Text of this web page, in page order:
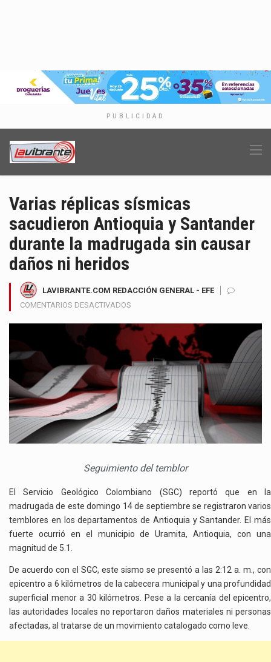
PUBLICIDAD
Varias réplicas sísmicas
sacudieron Antioquia y Santander
durante la madrugada sin causar
daños ni heridos
LAVIBRANTE.COM REDACCIÓN GENERAL - EFE
COMENTARIOS DESACTIVADOS
RÉPLICAS
SÍSMICAS
SACUDIERON
ANTIOQUIA
Y
SANTANDER
DURANTE
LA
MADRUGADA
SIN
DAÑOS
HERIDOS
Seguimiento del temblor
El Servicio Geológico Colombiano (SGC) reportó que en la
madrugada de este domingo 14 de septiembre se registraron varios
temblores en los departamentos de Antioquia y Santander. El más
fuerte ocurrió en el municipio de Uramita, Antioquia, con una
magnitud de 5.1.
De acuerdo con el SGC, este sismo se presentó a las 2:12 a. m., con
epicentro a 6 kilómetros de la cabecera municipal y una profundidad
superficial menor a 30 kilómetros. Pese a la cercanía del epicentro,
las autoridades locales no reportaron daños materiales ni personas
afectadas, al tratarse de un movimiento catalogado como leve.